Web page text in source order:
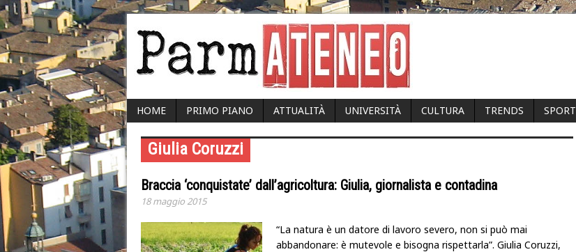
HOME PRIMO PIANO ATTUALITÀ UNIVERSITÀ CULTURA TRENDS SPORT
Giulia Coruzzi
Braccia ‘conquistate’ dall’agricoltura: Giulia, giornalista e contadina
18 maggio 2015
“La natura è un datore di lavoro severo, non si può mai
abbandonare: è mutevole e bisogna rispettarla”. Giulia Coruzzi,